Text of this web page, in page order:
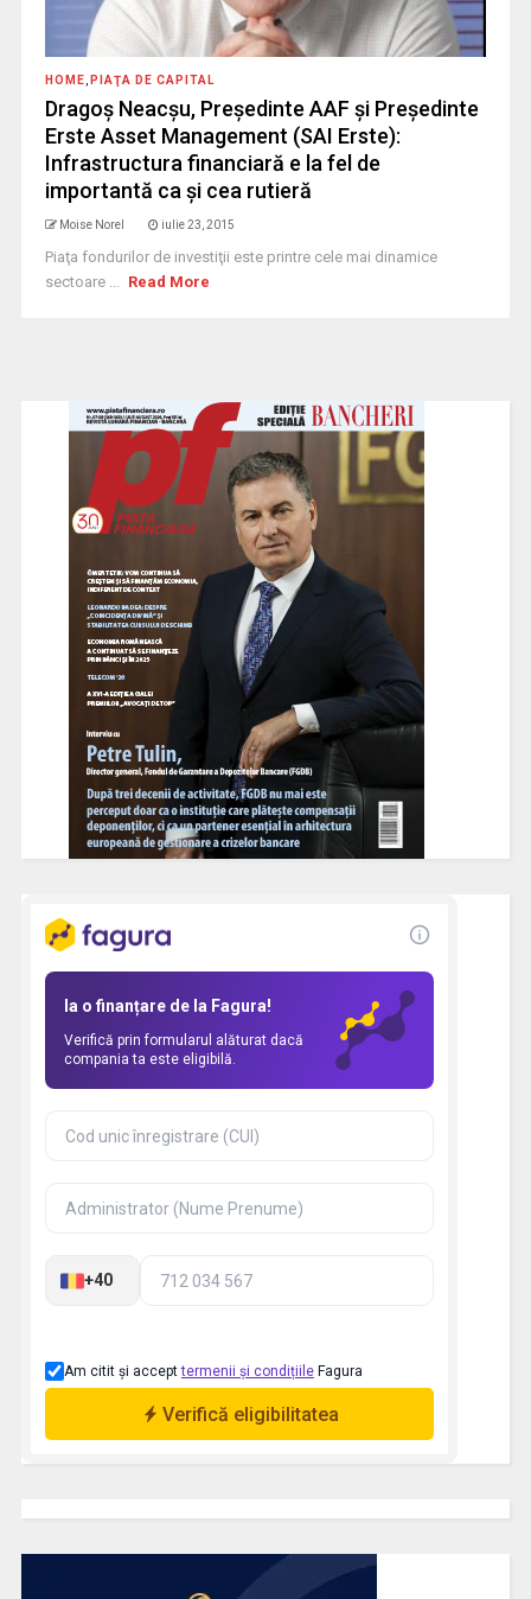
HOME PIAŢA DE CAPITAL
Dragoş Neacşu, Preşedinte AAF şi Preşedinte
Erste Asset Management (SAI Erste):
Infrastructura financiară e la fel de
importantă ca şi cea rutieră
Moise Norel iulie 23, 2015
Piaţa fondurilor de investiţii este printre cele mai dinamice
sectoare ... Read More